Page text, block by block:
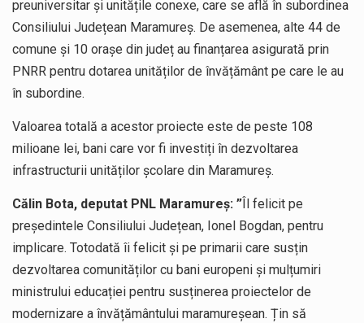
preuniversitar și unitățile conexe, care se află în subordinea
Consiliului Județean Maramureș. De asemenea, alte 44 de
comune și 10 orașe din județ au finanțarea asigurată prin
PNRR pentru dotarea unităților de învățământ pe care le au
în subordine.
Valoarea totală a acestor proiecte este de peste 108
milioane lei, bani care vor fi investiți în dezvoltarea
infrastructurii unităților școlare din Maramureș.
Călin Bota, deputat PNL Maramureș: ” Îl felicit pe
președintele Consiliului Județean, Ionel Bogdan, pentru
implicare. Totodată îi felicit și pe primarii care susțin
dezvoltarea comunităților cu bani europeni și mulțumiri
ministrului educației pentru susținerea proiectelor de
modernizare a învățământului maramureșean. Țin să